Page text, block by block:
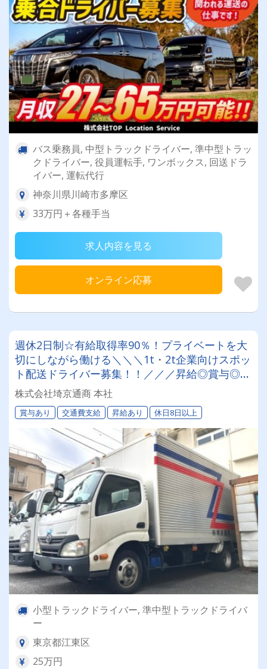
バス乗務員, 中型トラックドライバー, 準中型トラッ
クドライバー, 役員運転手, ワンボックス, 回送ドラ
イバー, 運転代行
神奈川県川崎市多摩区
33万円＋各種手当
求人内容を見る
オンライン応募
週休2日制☆有給取得率90％！プライベートを大
切にしながら働ける＼＼＼1t・2t企業向けスポッ
ト配送ドライバー募集！！／／／昇給◎賞与◎免
許取得費用制度ありで普通免許から応募OK♪
株式会社埼京通商 本社
賞与あり 交通費支給 昇給あり 休日8日以上
小型トラックドライバー, 準中型トラックドライバ
ー
東京都江東区
25万円